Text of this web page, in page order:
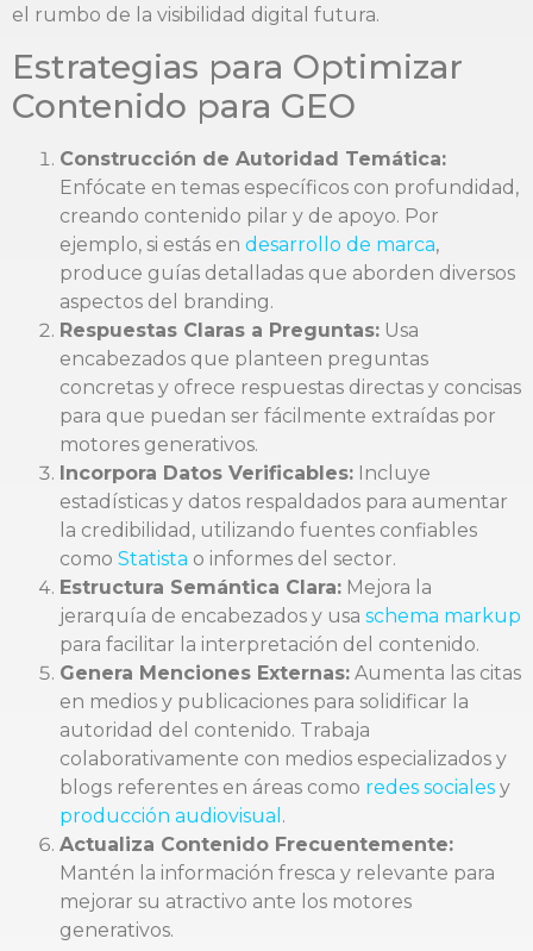
el rumbo de la visibilidad digital futura.
Estrategias para Optimizar
Contenido para GEO
Construcción de Autoridad Temática:
Enfócate en temas específicos con profundidad,
creando contenido pilar y de apoyo. Por
ejemplo, si estás en desarrollo de marca,
produce guías detalladas que aborden diversos
aspectos del branding.
Respuestas Claras a Preguntas: Usa
encabezados que planteen preguntas
concretas y ofrece respuestas directas y concisas
para que puedan ser fácilmente extraídas por
motores generativos.
Incorpora Datos Verificables: Incluye
estadísticas y datos respaldados para aumentar
la credibilidad, utilizando fuentes confiables
como Statista o informes del sector.
Estructura Semántica Clara: Mejora la
jerarquía de encabezados y usa schema markup
para facilitar la interpretación del contenido.
Genera Menciones Externas: Aumenta las citas
en medios y publicaciones para solidificar la
autoridad del contenido. Trabaja
colaborativamente con medios especializados y
blogs referentes en áreas como redes sociales y
producción audiovisual .
Actualiza Contenido Frecuentemente:
Mantén la información fresca y relevante para
mejorar su atractivo ante los motores
generativos.